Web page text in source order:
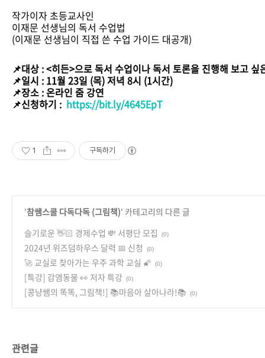
작가이자 초등교사인
이재문 선생님의 독서 수업법
(이재문 선생님이 직접 쓴 수업 가이드 대공개)
📌대상 : <히든>으로 독서 수업이나 독서 토론을 진행해 보고 싶
📌일시 : 11월 23일 (목) 저녁 8시 (1시간)
📌장소 : 온라인 줌 강연
📌신청하기 : https://bit.ly/4645EpT
1 구독하기
'참쌤스쿨 다독다독 (그림책)' 카테고리의 다른 글
슬기로운 👋🏻 경제수업 💸 서평단 모집
(0)
2024년 위즈덤하우스 달력 📅 신청 (0)
🚀 교실로 찾아가는 우주 과학 교실 🌠 (0)
[특강] 감염동물 👀 저자 특강 (0)
[콩냥쌤의 똑똑, 그림책!] 📚마음아 살아나라!📚 (0)
관련글